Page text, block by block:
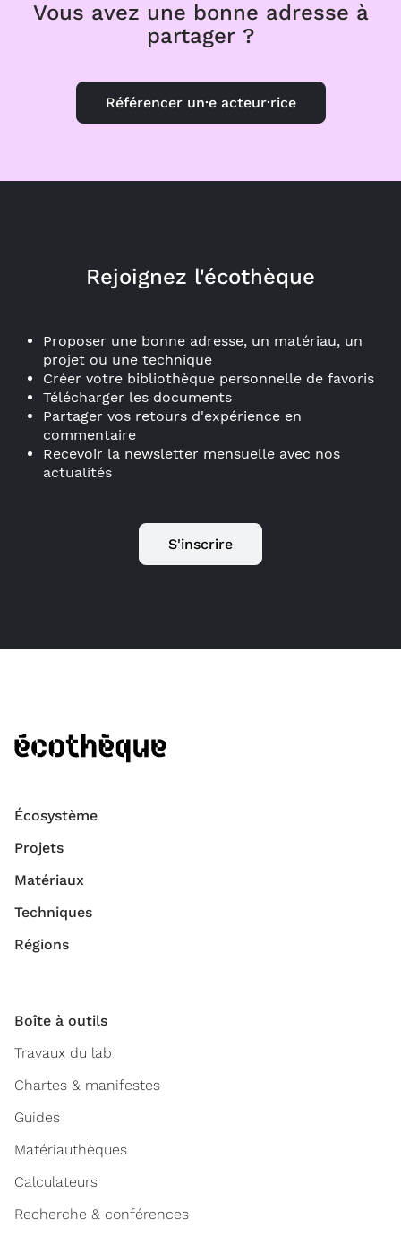
Vous avez une bonne adresse à
partager ?
Référencer un·e acteur·rice
Rejoignez l'écothèque
Proposer une bonne adresse, un matériau, un
projet ou une technique
Créer votre bibliothèque personnelle de favoris
Télécharger les documents
Partager vos retours d'expérience en
commentaire
Recevoir la newsletter mensuelle avec nos
actualités
S'inscrire
Écosystème
Projets
Matériaux
Techniques
Régions
Boîte à outils
Travaux du lab
Chartes & manifestes
Guides
Matériauthèques
Calculateurs
Recherche & conférences